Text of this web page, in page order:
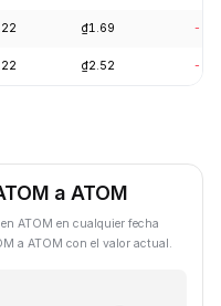
₫1.69 -
₫2.52 -
a ATOM
ATOM en cualquier fecha
a ATOM con el valor actual.